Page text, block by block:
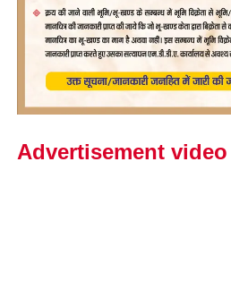
Advertisement video